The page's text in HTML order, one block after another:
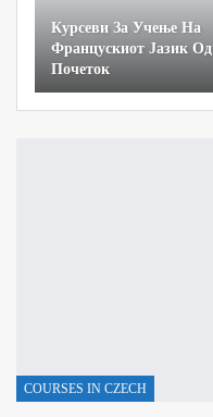
Курсеви За Учење На
Францускиот Јазик Од
Почеток
COURSES IN CZECH